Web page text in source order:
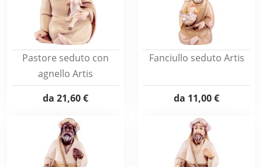
Pastore seduto con
agnello Artis
da 21,60 €
Fanciullo seduto Artis
da 11,00 €